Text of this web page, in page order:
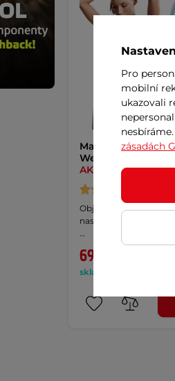
Masážní obruč
Weight Hoop Flex
AKCE
Objevte nový způsob
nastavitelnou
690 Kč
skladem – 11.8. u Vás
Pro
mobilní
ukazovali
zásadách